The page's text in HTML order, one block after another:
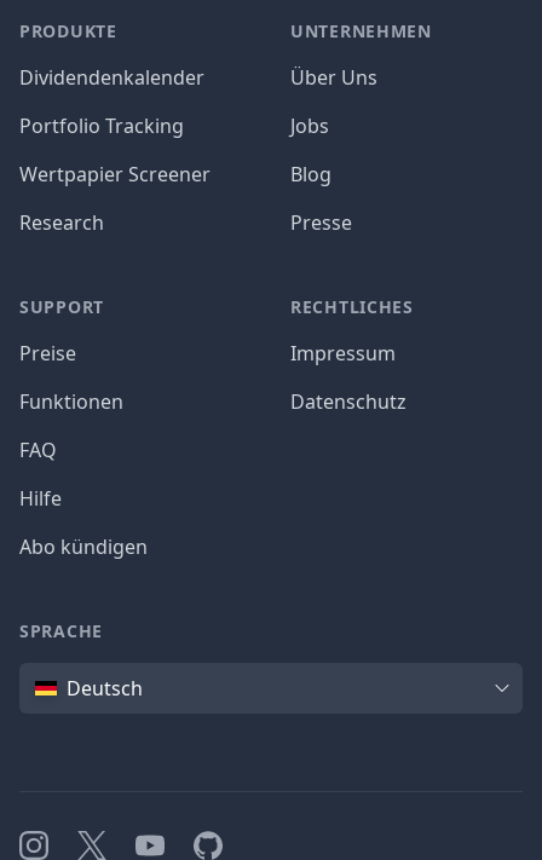
PRODUKTE
Dividendenkalender
Portfolio Tracking
Wertpapier Screener
Research
SUPPORT
Preise
Funktionen
FAQ
Hilfe
Abo kündigen
UNTERNEHMEN
Über Uns
Jobs
Blog
Presse
RECHTLICHES
Impressum
Datenschutz
SPRACHE
SpracheDeutsch
Instagram
X YouTubeGitHub